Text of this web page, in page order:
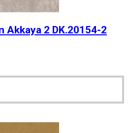
Akkaya 2 DK.20154-2